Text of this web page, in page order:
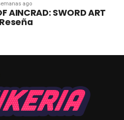
ago
AINCRAD: SWORD ART